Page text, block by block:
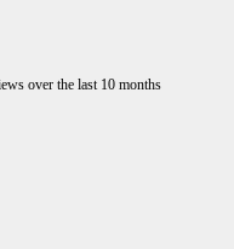
over the last 10 months